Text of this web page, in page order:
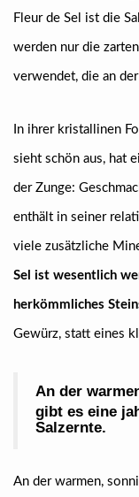
Fleur de Sel ist die
werden nur die
verwendet, die an
In ihrer kristallinen
sieht schön aus, hat
der Zunge:
enthält in seiner
viele zusätzliche
Sel ist wesentlich
herkömmliches
Gewürz, statt eines
An der
gibt es eine
Salzernte.
An der warmen,